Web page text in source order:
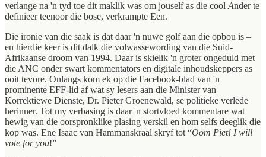
verlange na 'n tyd toe dit maklik was om jouself as die cool Ander te
definieer teenoor die bose, verkrampte Een.
Die ironie van die saak is dat daar 'n nuwe golf aan die opbou is –
en hierdie keer is dit dalk die volwassewording van die Suid-
Afrikaanse droom van 1994. Daar is skielik 'n groter ongeduld met
die ANC onder swart kommentators en digitale inhoudskeppers as
ooit tevore. Onlangs kom ek op die Facebook-blad van 'n
prominente EFF-lid af wat sy lesers aan die Minister van
Korrektiewe Dienste, Dr. Pieter Groenewald, se politieke verlede
herinner. Tot my verbasing is daar 'n stortvloed kommentare wat
hewig van die oorspronklike plasing verskil en hom selfs deeglik die
kop was. Ene Isaac van Hammanskraal skryf tot “Oom Piet! I will
vote for you!”